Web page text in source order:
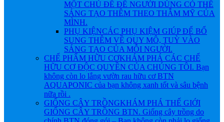
MỘT CHỦ ĐỀ ĐỂ NGƯỜI DÙNG CÓ THỂ
SÁNG TẠO THÊM THEO THẪM MỸ CỦA
MÌNH.
PHỤ KIỆNCÁC PHỤ KIỆM GIÚP ĐỂ BỔ
SUNG THÊM VỀ QUY MÔ, TUỲ VÀO
SÁNG TẠO CỦA MỖI NGƯỜI.
CHẾ PHẨM HỮU CƠKHÁM PHÁ CÁC CHẾ
HỮU CƠ ĐỘC QUYỀN CỦA CHÚNG TÔI. Bạn
không còn lo lắng vườn rau hữu cơ BTN
AQUAPONIC của bạn không xanh tốt và sâu bệnh
nữa rồi .
GIỐNG CÂY TRỒNGKHÁM PHÁ THẾ GIỚI
GIỐNG CÂY TRỒNG BTN. Giống cây trồng do